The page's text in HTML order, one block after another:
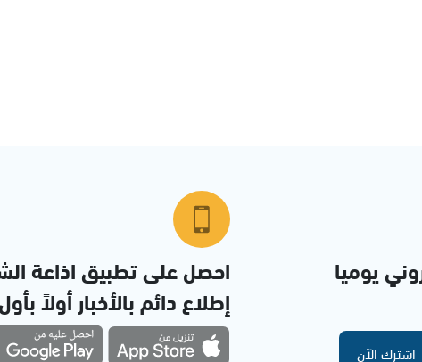
يوميا
اشترك الآن
احصل على تطبيق اذاعة
إطلاع دائم بالأخبار أولاً بأول